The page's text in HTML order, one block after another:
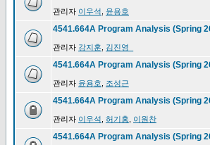
관리자 이우석 윤용호
4541.664A Program Analysis (Spring
관리자 강지훈 김진영_
4541.664A Program Analysis (Spring
관리자 윤용호 조성근
4541.664A Program Analysis (Spring
관리자 이우석 허기홍 이원찬
4541.664A Program Analysis (Spring